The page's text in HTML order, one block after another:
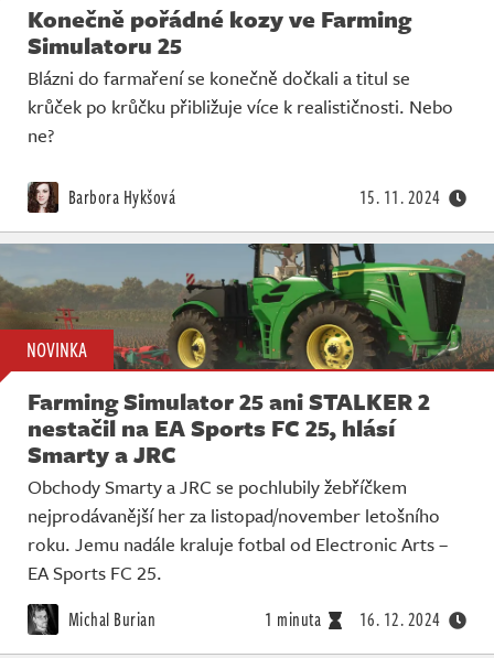
Konečně pořádné kozy ve Farming
Simulatoru 25
Blázni do farmaření se konečně dočkali a titul se
krůček po krůčku přibližuje více k realističnosti. Nebo
ne?
Barbora Hykšová 15. 11. 2024
NOVINKA
Farming Simulator 25 ani STALKER 2
nestačil na EA Sports FC 25, hlásí
Smarty a JRC
Obchody Smarty a JRC se pochlubily žebříčkem
nejprodávanější her za listopad/november letošního
roku. Jemu nadále kraluje fotbal od Electronic Arts –
EA Sports FC 25.
Michal Burian 1 minuta 16. 12. 2024